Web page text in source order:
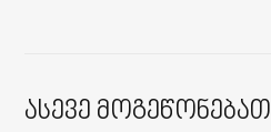
Ასევე Მოგეწონებათ